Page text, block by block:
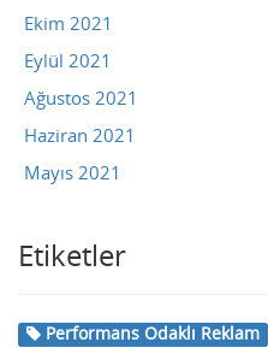
Ekim 2021
Eylül 2021
Ağustos 2021
Haziran 2021
Mayıs 2021
Etiketler
Performans Odaklı Reklam